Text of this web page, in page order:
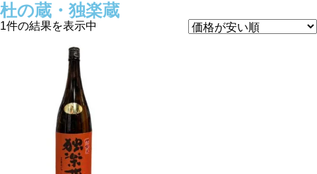
杜の蔵・独楽蔵
1件の結果を表示中